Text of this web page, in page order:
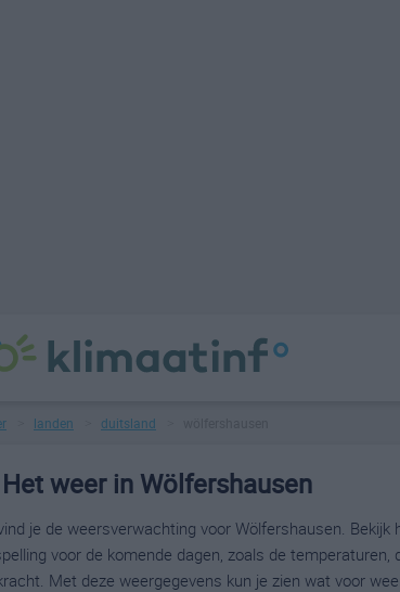
landen duitsland
Het weer in Wölfershausen
je de weersverwachting voor Wölfershausen.
voor de komende dagen, zoals de
Met deze weergegevens kun je zien wat voor